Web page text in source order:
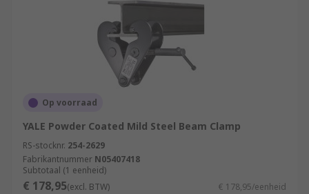
Op voorraad
YALE Powder Coated Mild Steel Beam Clamp
RS-stocknr. 254-2629
Fabrikantnummer N05407418
Subtotaal (1 eenheid)
€ 178,95(excl. BTW) € 178,95/eenheid